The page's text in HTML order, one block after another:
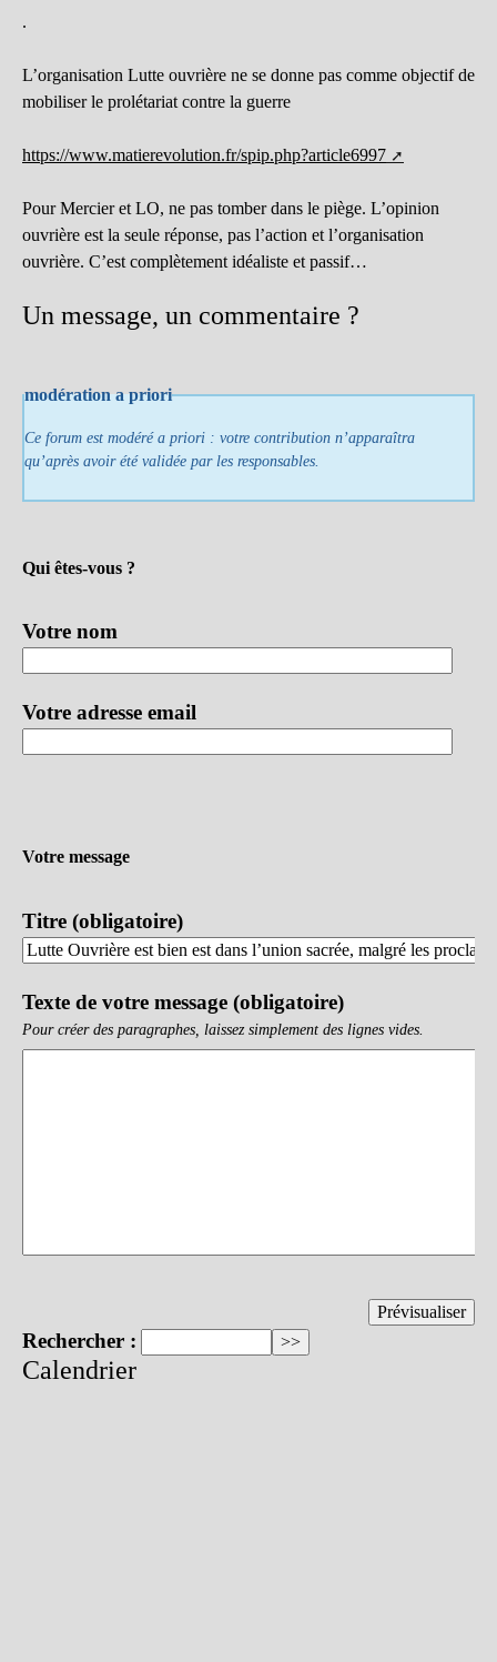
.
L’organisation Lutte ouvrière ne se donne pas comme objectif de
mobiliser le prolétariat contre la guerre
https://www.matierevolution.fr/spip.php?article6997
Pour Mercier et LO, ne pas tomber dans le piège. L’opinion
ouvrière est la seule réponse, pas l’action et l’organisation
ouvrière. C’est complètement idéaliste et passif…
Un message, un commentaire ?
modération a priori
Ce forum est modéré a priori : votre contribution n’apparaîtra
qu’après avoir été validée par les responsables.
Qui êtes-vous ?
Votre nom
Votre adresse email
Votre message
Titre (obligatoire)
Texte de votre message (obligatoire)
Pour créer des paragraphes, laissez simplement des lignes vides.
Rechercher :
Calendrier